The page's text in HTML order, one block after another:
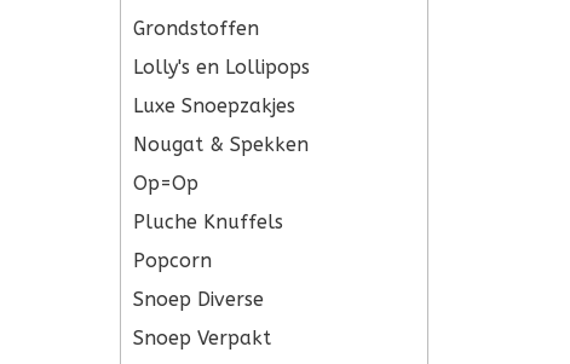
Grondstoffen
Lolly's en Lollipops
Luxe Snoepzakjes
Nougat & Spekken
Op=Op
Pluche Knuffels
Popcorn
Snoep Diverse
Snoep Verpakt